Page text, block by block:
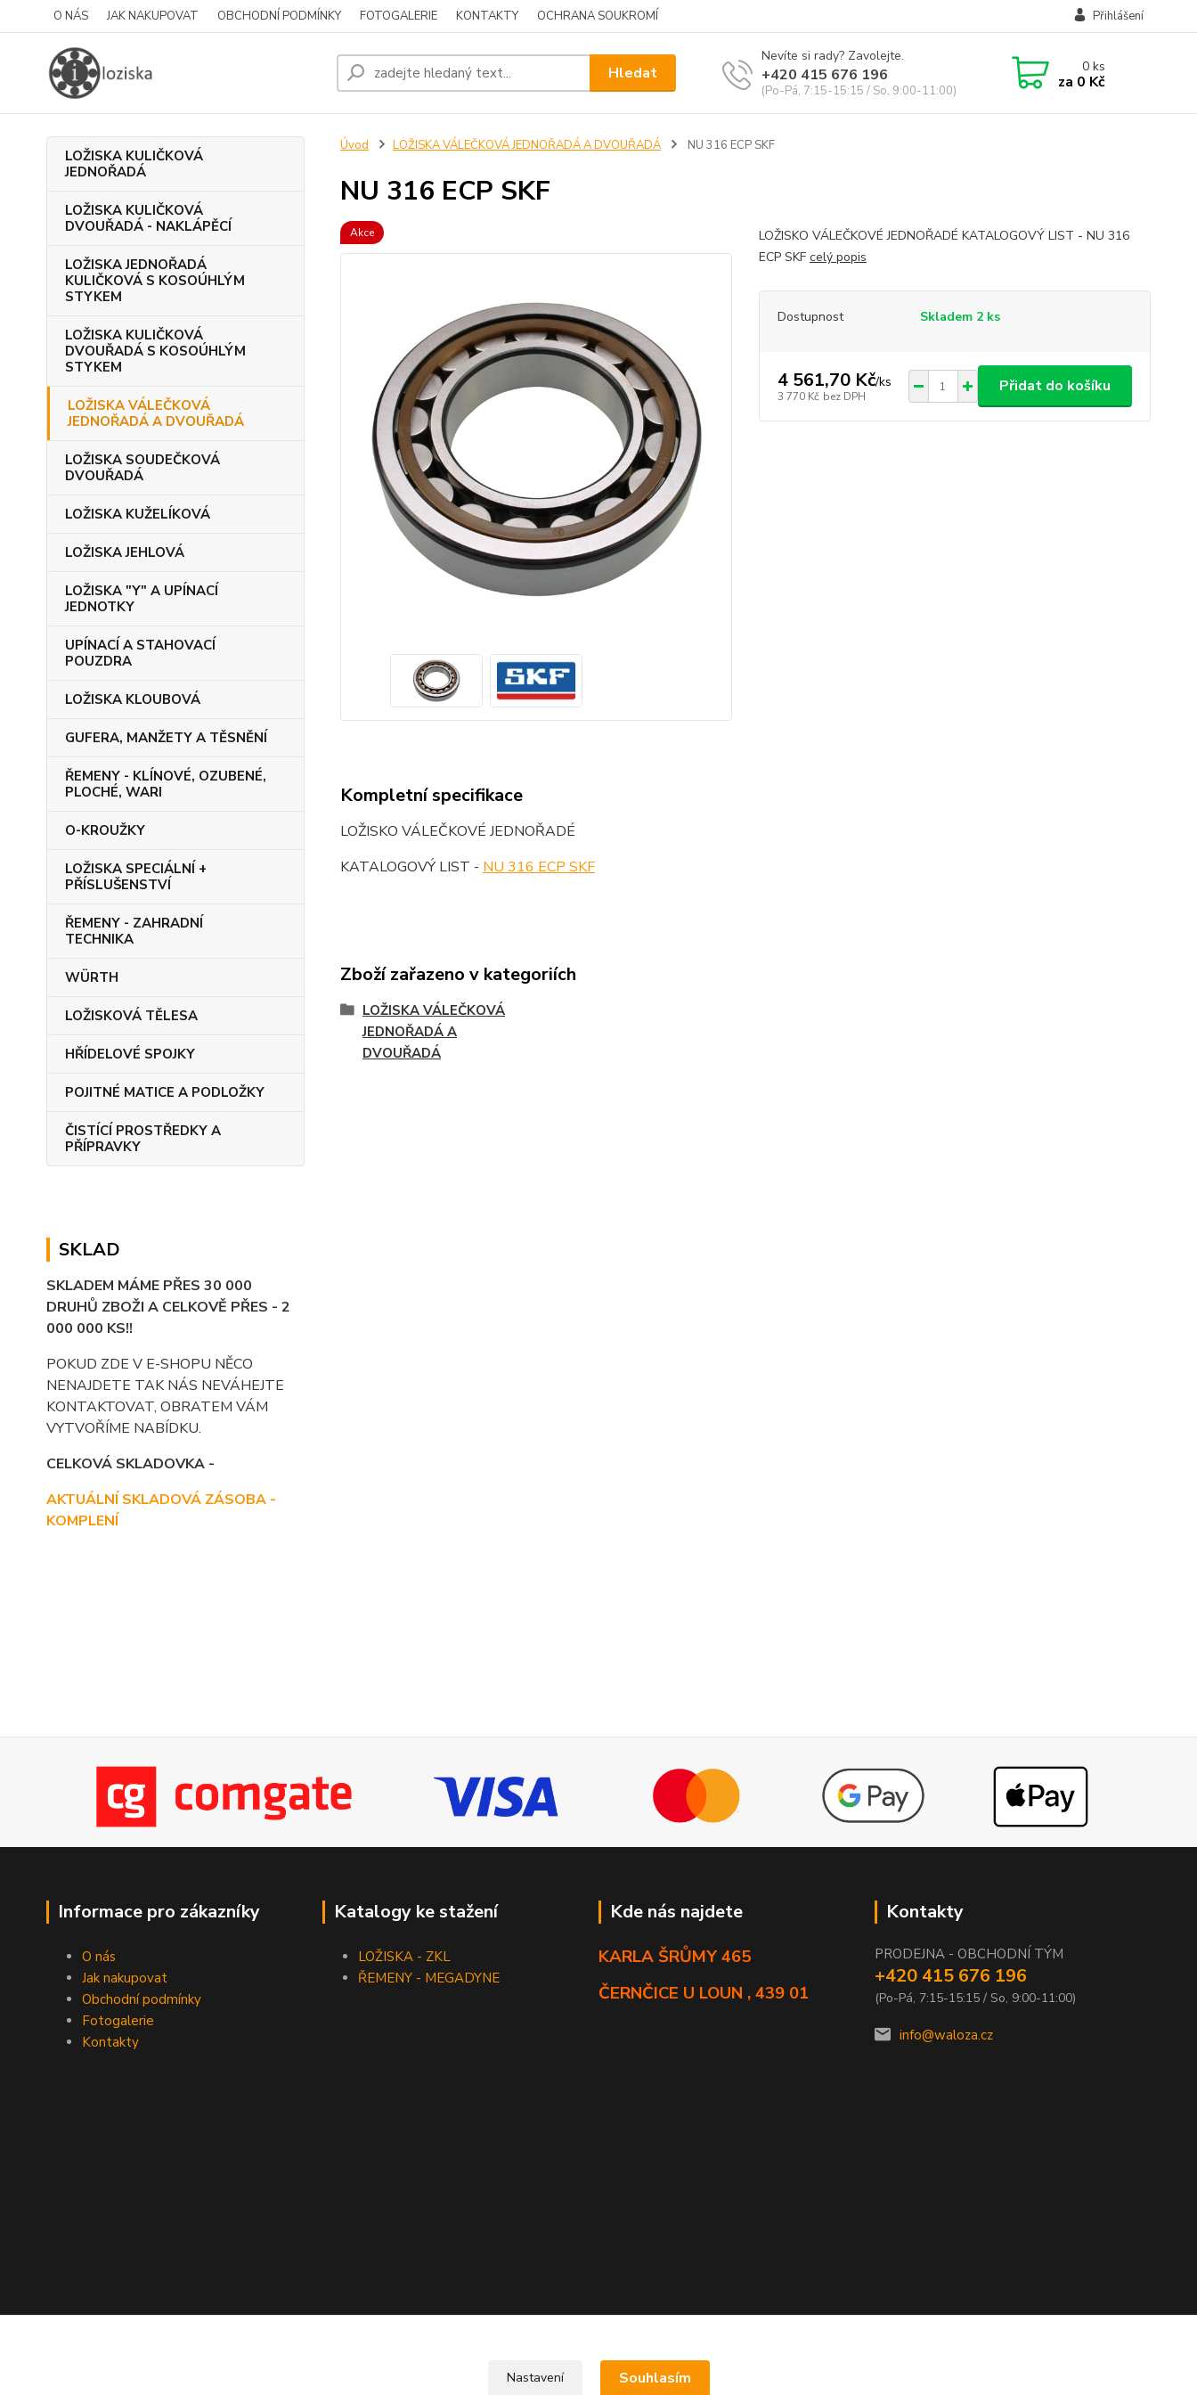
O NÁS JAK NAKUPOVAT OBCHODNÍ PODMÍNKY FOTOGALERIE KONTAKTY OCHRANA SOUKROMÍ Přihlášení
Hledat
Nevíte si rady? Zavolejte.
+420 415 676 196
(Po-Pá, 7:15-15:15 / So, 9:00-11:00)
0ks
za 0 Kč
LOŽISKA KULIČKOVÁ
JEDNOŘADÁ
LOŽISKA KULIČKOVÁ
DVOUŘADÁ - NAKLÁPĚCÍ
LOŽISKA JEDNOŘADÁ
KULIČKOVÁ S KOSOÚHLÝM
STYKEM
LOŽISKA KULIČKOVÁ
DVOUŘADÁ S KOSOÚHLÝM
STYKEM
LOŽISKA VÁLEČKOVÁ
JEDNOŘADÁ A DVOUŘADÁ
LOŽISKA SOUDEČKOVÁ
DVOUŘADÁ
LOŽISKA KUŽELÍKOVÁ
LOŽISKA JEHLOVÁ
LOŽISKA "Y" A UPÍNACÍ
JEDNOTKY
UPÍNACÍ A STAHOVACÍ
POUZDRA
LOŽISKA KLOUBOVÁ
GUFERA, MANŽETY A TĚSNĚNÍ
ŘEMENY - KLÍNOVÉ, OZUBENÉ,
PLOCHÉ, WARI
O-KROUŽKY
LOŽISKA SPECIÁLNÍ +
PŘÍSLUŠENSTVÍ
ŘEMENY - ZAHRADNÍ
TECHNIKA
WÜRTH
LOŽISKOVÁ TĚLESA
HŘÍDELOVÉ SPOJKY
POJITNÉ MATICE A PODLOŽKY
ČISTÍCÍ PROSTŘEDKY A
PŘÍPRAVKY
SKLAD
SKLADEM MÁME PŘES 30 000
DRUHŮ ZBOŽI A CELKOVĚ PŘES - 2
000 000 KS!!
POKUD ZDE V E-SHOPU NĚCO
NENAJDETE TAK NÁS NEVÁHEJTE
KONTAKTOVAT, OBRATEM VÁM
VYTVOŘÍME NABÍDKU.
CELKOVÁ SKLADOVKA -
AKTUÁLNÍ SKLADOVÁ ZÁSOBA -
KOMPLENÍ
Úvod LOŽISKA VÁLEČKOVÁ JEDNOŘADÁ A DVOUŘADÁ NU 316 ECP SKF
NU 316 ECP SKF
Akce
LOŽISKO VÁLEČKOVÉ JEDNOŘADÉ KATALOGOVÝ LIST - NU 316
ECP SKF celý popis
Dostupnost Skladem 2 ks
4 561,70 Kč/ks
3 770 Kč bez DPH
Přidat do košíku
Kompletní specifikace
LOŽISKO VÁLEČKOVÉ JEDNOŘADÉ
KATALOGOVÝ LIST - NU 316 ECP SKF
Zboží zařazeno v kategoriích
LOŽISKA VÁLEČKOVÁ
JEDNOŘADÁ A
DVOUŘADÁ
Informace pro zákazníky
O nás
Jak nakupovat
Obchodní podmínky
Fotogalerie
Kontakty
Katalogy ke stažení
LOŽISKA - ZKL
ŘEMENY - MEGADYNE
Kde nás najdete
KARLA ŠRŮMY 465
ČERNČICE U LOUN , 439 01
Kontakty
PRODEJNA - OBCHODNÍ TÝM
+420 415 676 196
(Po-Pá, 7:15-15:15 / So, 9:00-11:00)
info@waloza.cz
Nastavení Souhlasím